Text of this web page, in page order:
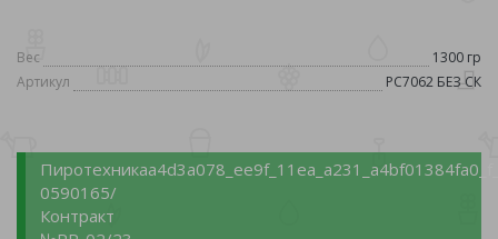
Вес
1300 гр
Артикул
РС7062 БЕЗ СК
Пиротехника
0590165/
Контракт